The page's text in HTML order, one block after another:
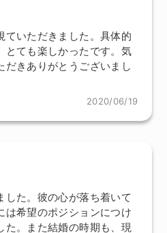
ていただきました。具体的
とても楽しかったです。気
だきありがとうございまし
2020/06/19
した。彼の心が落ち着いて
は希望のポジションにつけ
た。また結婚の時期も、現